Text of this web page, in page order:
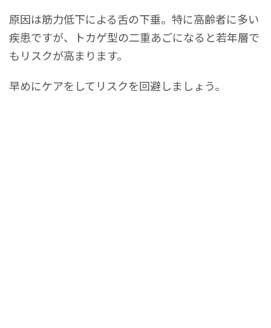
原因は筋力低下による舌の下垂。特に高齢者に多い
疾患ですが、トカゲ型の二重あごになると若年層で
もリスクが高まります。
早めにケアをしてリスクを回避しましょう。